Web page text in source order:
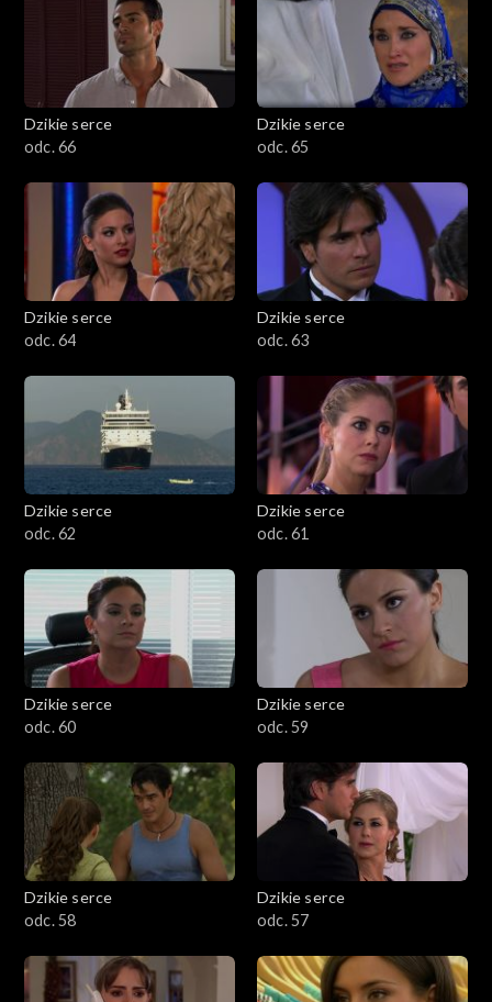
Dzikie serce
odc. 66
Dzikie serce
odc. 65
Dzikie serce
odc. 64
Dzikie serce
odc. 63
Dzikie serce
odc. 62
Dzikie serce
odc. 61
Dzikie serce
odc. 60
Dzikie serce
odc. 59
Dzikie serce
odc. 58
Dzikie serce
odc. 57